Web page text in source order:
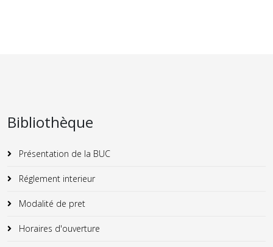
Bibliothèque
Présentation de la BUC
Réglement interieur
Modalité de pret
Horaires d'ouverture